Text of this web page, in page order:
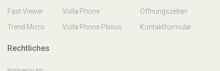
Fast Viewer
Trend Micro
Volla Phone
Volla Phone Plinius
Öffnungszeiten
Kontaktformular
Rechtliches